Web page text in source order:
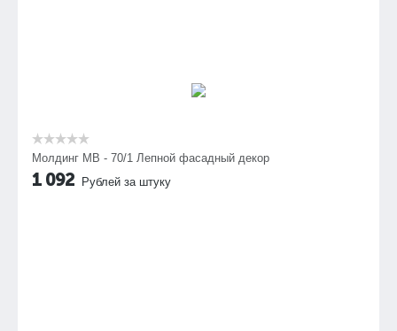
Молдинг МВ - 70/1 Лепной фасадный декор
1 092 Рублей за штуку